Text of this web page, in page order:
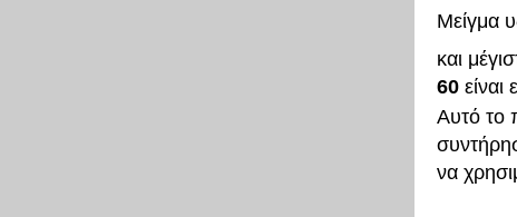
Μείγμα
και
60είναι
Αυτό το
να